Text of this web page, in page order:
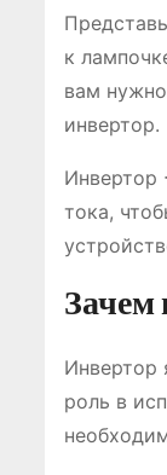
к
вам
инвертор.
Инвертор
тока,
Зачем
Инвертор
роль в